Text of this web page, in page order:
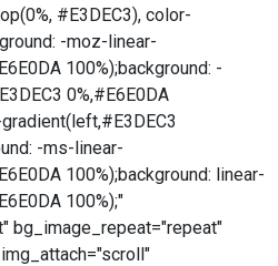
#E3DEC3), color-
-moz-linear-
100%);background: -
0%,#E6E0DA
-ms-linear-
100%);background: linear-
100%);"
bg_image_repeat="repeat"